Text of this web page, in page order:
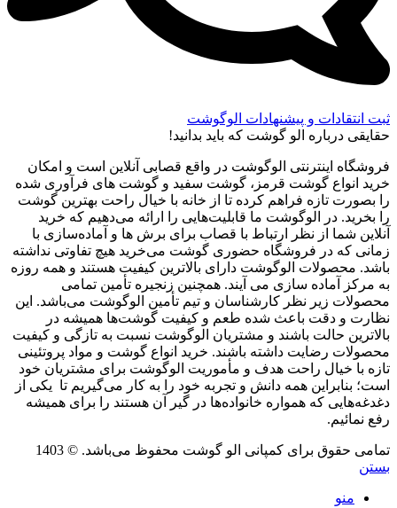
ثبت انتقادات و پیشنهادات الوگوشت
حقایقی درباره الو گوشت که باید بدانید!
فروشگاه اینترنتی الوگوشت در واقع قصابی آنلاین است و امکان
خرید انواع گوشت قرمز، گوشت سفید و گوشت های فرآوری شده
را بصورت تازه فراهم کرده تا از خانه با خیال راحت بهترین گوشت
را بخرید. در الوگوشت ما قابلیت‌هایی را ارائه می‌دهیم که خرید
آنلاین شما از نظر ارتباط با قصاب برای برش ها و آماده‌سازی با
زمانی که در فروشگاه حضوری گوشت می‌خرید هیچ تفاوتی نداشته
باشد. محصولات الوگوشت دارای بالاترین کیفیت هستند و همه روزه
به مرکز آماده سازی می آیند. همچنین زنجیره تأمین تمامی
محصولات زیر نظر کارشناسان و تیم تأمین الوگوشت می‌باشد. این
نظارت و دقت باعث شده طعم و کیفیت گوشت‌ها همیشه در
بالاترین حالت باشند و مشتریان الوگوشت نسبت به تازگی و کیفیت
محصولات رضایت داشته باشند. خرید انواع گوشت و مواد پروتئینی
تازه با خیال راحت هدف و مأموریت الوگوشت برای مشتریان خود
است؛ بنابراین همه دانش و تجربه خود را به کار می‌گیریم تا یکی از
دغدغه‌هایی که همواره خانواده‌ها در گیر آن هستند را برای همیشه
رفع نمائیم.
تمامی حقوق برای کمپانی الو گوشت محفوظ می‌باشد. © 1403
بستن
منو